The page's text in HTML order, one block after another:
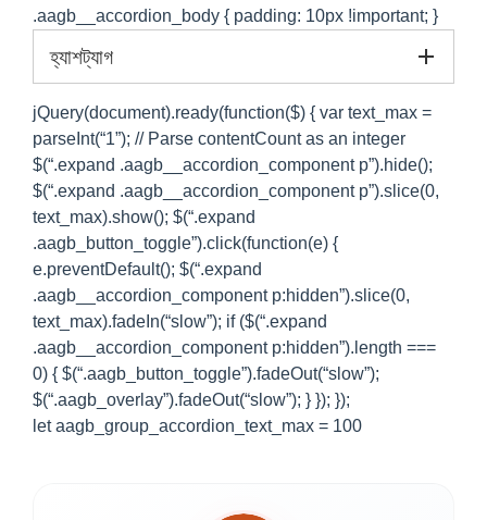
.aagb__accordion_body { padding: 10px !important; }
হ্যাশট্যাগ
jQuery(document).ready(function($) { var text_max =
parseInt(“1”); // Parse contentCount as an integer
$(“.expand .aagb__accordion_component p”).hide();
$(“.expand .aagb__accordion_component p”).slice(0,
text_max).show(); $(“.expand
.aagb_button_toggle”).click(function(e) {
e.preventDefault(); $(“.expand
.aagb__accordion_component p:hidden”).slice(0,
text_max).fadeIn(“slow”); if ($(“.expand
.aagb__accordion_component p:hidden”).length ===
0) { $(“.aagb_button_toggle”).fadeOut(“slow”);
$(“.aagb_overlay”).fadeOut(“slow”); } }); });
let aagb_group_accordion_text_max = 100